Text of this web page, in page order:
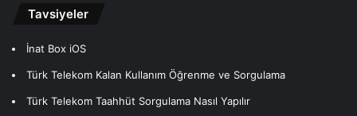
Tavsiyeler
İnat Box iOS
Türk Telekom Kalan Kullanım Öğrenme ve Sorgulama
Türk Telekom Taahhüt Sorgulama Nasıl Yapılır